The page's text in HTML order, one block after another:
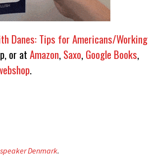
Danes: Tips for Americans/Working
or atAmazon,Saxo,Google Books,
.
Denmark.